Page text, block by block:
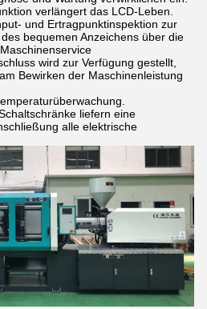
verlängert das LCD-Leben.
und Ertragpunktinspektion zur
bequemen Anzeichens über die
wird zur Verfügung gestellt,
Bewirken der Maschinenleistung
liefern eine
alle elektrische